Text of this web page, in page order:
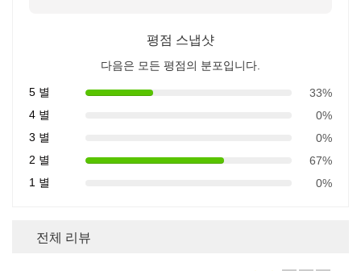
평점 스냅샷
다음은 모든 평점의 분포입니다.
5 별
33%
4 별
0%
3 별
0%
2 별
67%
1 별
0%
전체 리뷰